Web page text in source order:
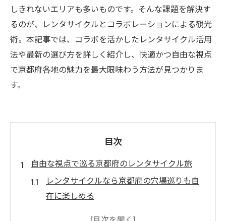
しきれないエリアも多いものです。そんな課題を解決す
るのが、レンタサイクルとコラボレーションによる観光
術。本記事では、コラボを活かしたレンタサイクル活用
法や最新の選び方を詳しく紹介し、快適かつ自由な視点
で京都府各地の魅力を最大限味わう方法が見つかりま
す。
目次
自由な視点で巡る京都府のレンタサイクル旅
レンタサイクルなら京都府の穴場巡りも自
在に楽しめる
レンタサイクルで京都の街並みを自由な発